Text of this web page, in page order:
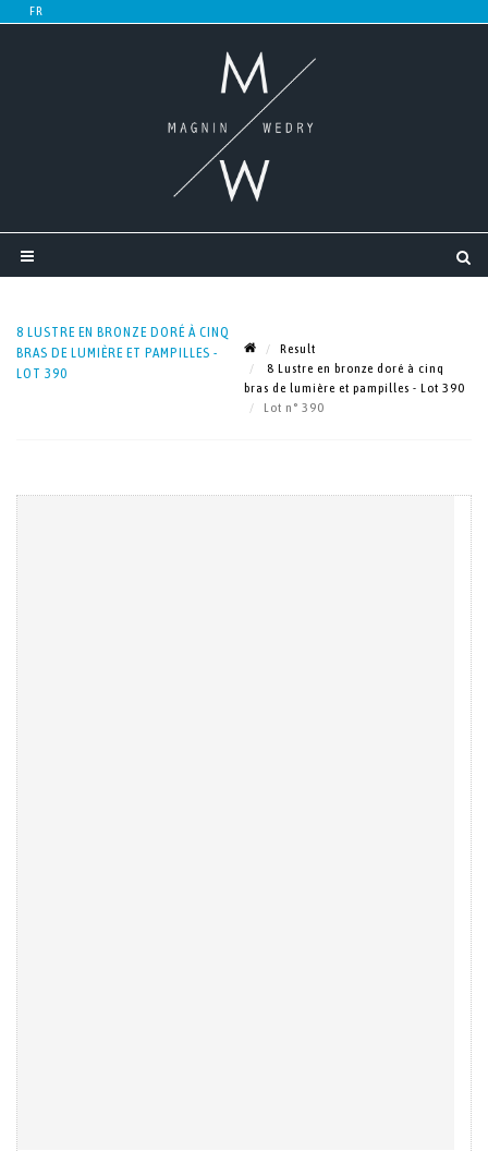
8 LUSTRE EN BRONZE DORÉ À CINQ
BRAS DE LUMIÈRE ET PAMPILLES -
LOT 390
Result
8 Lustre en bronze doré à cinq
bras de lumière et pampilles - Lot 390
Lot n° 390